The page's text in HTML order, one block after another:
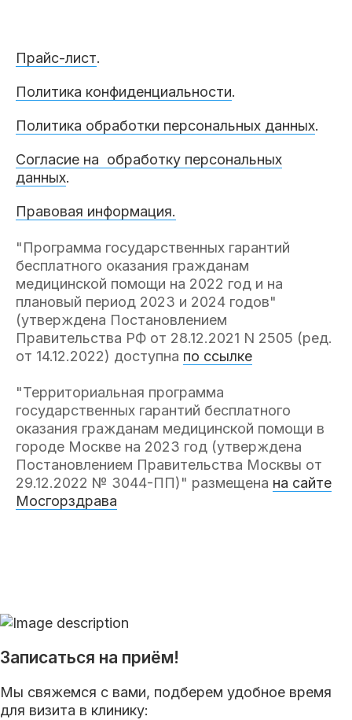
Прайс-лист.
Политика конфиденциальности.
Политика обработки персональных данных.
Согласие на обработку персональных
данных.
Правовая информация.
"Программа государственных гарантий
бесплатного оказания гражданам
медицинской помощи на 2022 год и на
плановый период 2023 и 2024 годов"
(утверждена Постановлением
Правительства РФ от 28.12.2021 N 2505 (ред.
от 14.12.2022) доступна по ссылке
"Территориальная программа
государственных гарантий бесплатного
оказания гражданам медицинской помощи в
городе Москве на 2023 год (утверждена
Постановлением Правительства Москвы от
29.12.2022 № 3044-ПП)" размещена на сайте
Мосгорздрава
Записаться на приём!
Мы свяжемся с вами, подберем удобное время
для визита в клинику: